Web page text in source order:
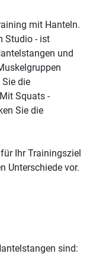
mit Hanteln.
Studio - ist
und
die
Squats -
Sie die
Ihr Trainingsziel
Unterschiede vor.
sind: